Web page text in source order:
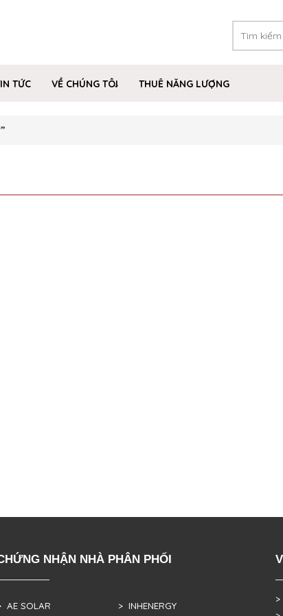
TỨC VỀ CHÚNG TÔI
THUÊ NĂNG LƯỢNG
NHẬN NHÀ PHÂN PHỐI
AE SOLAR > INHENERGY
>